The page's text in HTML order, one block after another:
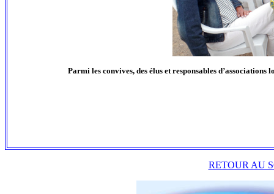
Parmi les convives, des élus et responsables
RETOUR AU